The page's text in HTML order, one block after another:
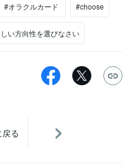
#オラクルカード #choose
い方向性を選びなさい
る